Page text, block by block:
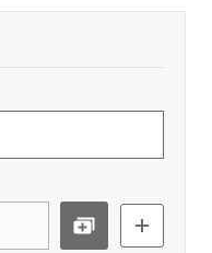
BLA
add more